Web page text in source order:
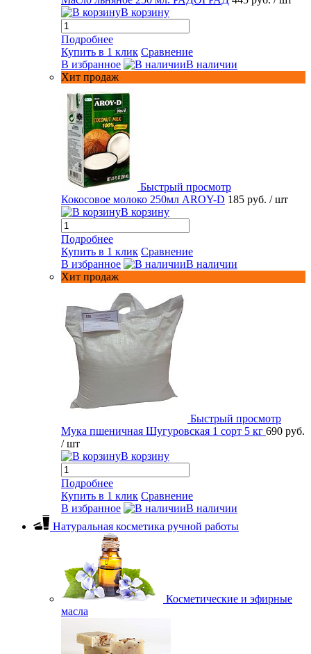
В корзину
Подробнее
Купить в 1 клик Сравнение
В избранное
В наличии
Хит продаж
Быстрый просмотр
Кокосовое молоко 250мл AROY-D 185 руб. / шт
В корзину
Подробнее
Купить в 1 клик Сравнение
В избранное
В наличии
Хит продаж
Быстрый просмотр
Мука пшеничная Шугуровская 1 сорт 5 кг 690 руб.
/ шт
В корзину
Подробнее
Купить в 1 клик Сравнение
В избранное
В наличии
Натуральная косметика ручной работы
Косметические и эфирные
масла